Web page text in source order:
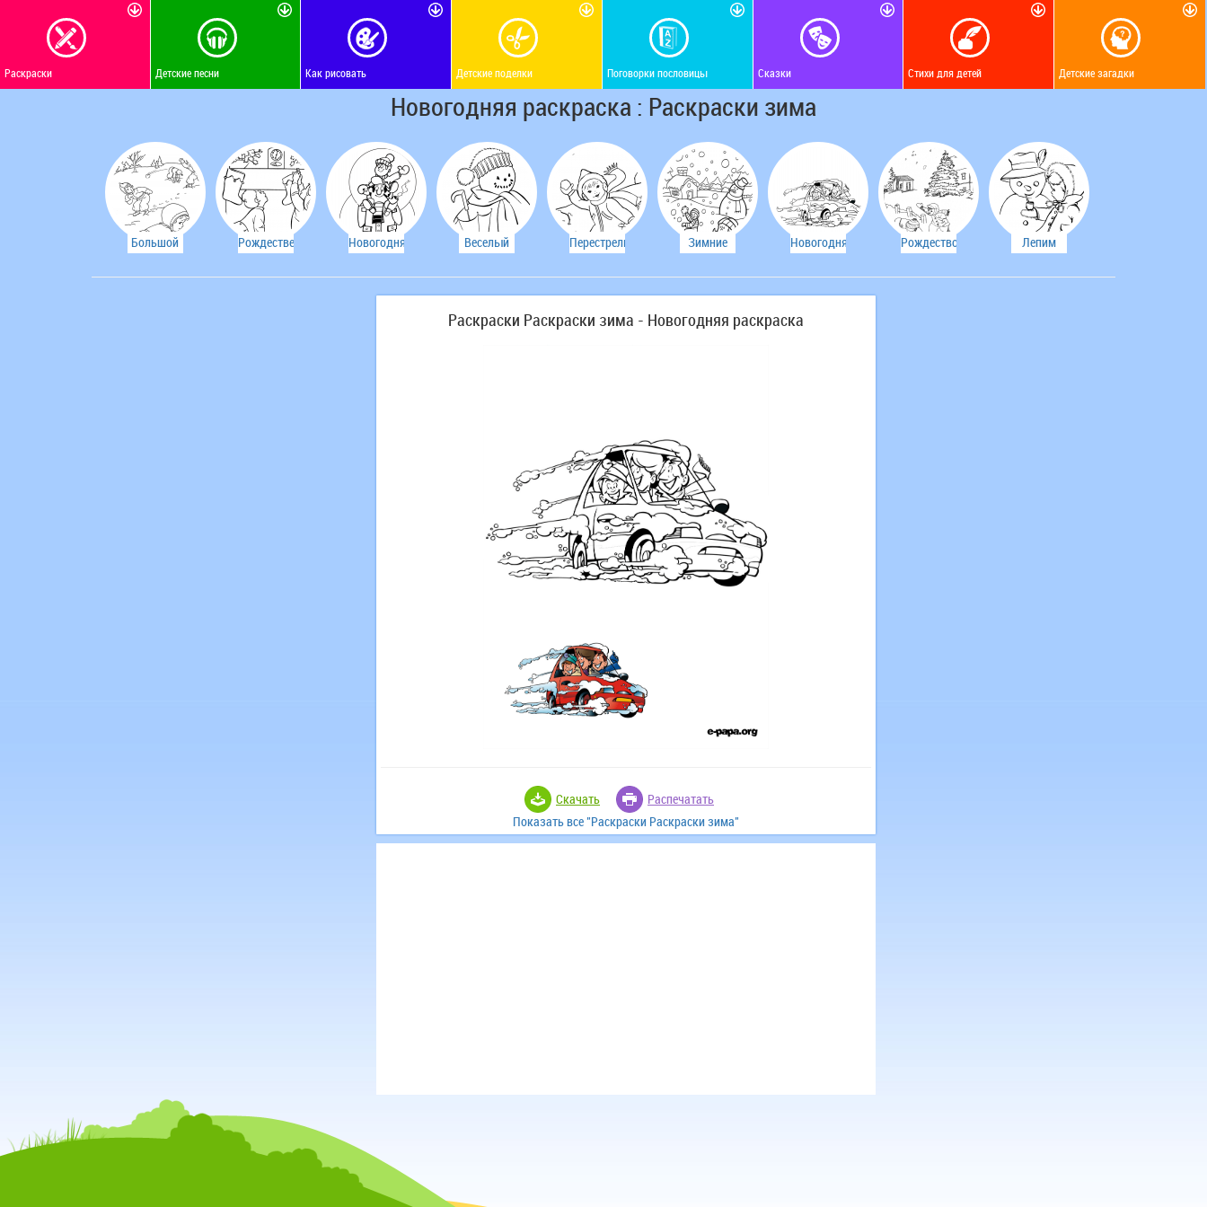
Раскраски Детские песни Как рисовать Детские поделки Поговорки пословицы Сказки Стихи для детей Детские загадки
Новогодняя раскраска : Раскраски зима
Большой
Рождественский
Новогодняя
Веселый
Перестрелка
Зимние
Новогодняя
Рождество
Лепим
Раскраски Раскраски зима - Новогодняя раскраска
Скачать
Распечатать
Показать все "Раскраски Раскраски зима"